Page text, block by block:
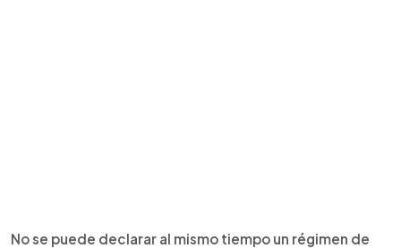
No se puede declarar al mismo tiempo un régimen de